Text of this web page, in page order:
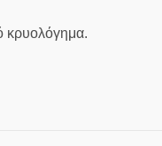
κρυολόγημα.